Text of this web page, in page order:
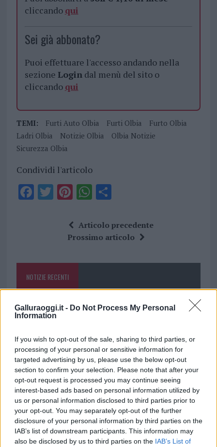
Galluraoggi.it - Do Not Process My Personal
Information
If you wish to opt-out of the sale, sharing to third parties, or
processing of your personal or sensitive information for
targeted advertising by us, please use the below opt-out
section to confirm your selection. Please note that after your
opt-out request is processed you may continue seeing
interest-based ads based on personal information utilized by
us or personal information disclosed to third parties prior to
your opt-out. You may separately opt-out of the further
disclosure of your personal information by third parties on the
IAB’s list of downstream participants. This information may
also be disclosed by us to third parties on the IAB’s List of
cliccando qui
Sei già abbonato?
Puoi effettuare l'accesso andando nella
sezione Logindal menù del sito o
cliccando qui
TEMI: Furti Auto Olbia Furti Olbia
Furto Olbia
Ladri Olbia
Notizie Olbia
Olbia Notizie
Sicurezza Olbia
Condividi l'articolo
F
o
k
T Pi
te
re
W
at
s
p
p
S
a
re
Articolo precedente
Prossimo articolo
NOTIZIE RECENTI
Raid nelle campagne di Berchidda, rischio per
la rete elettrica
Monte Pino, via i cancelli del cantiere: la Gallura
ritrova la strada
Nuovi stalli residenti a Palau, il Comune
completa l’iter
Film internazionale, casting per comparse in
Costa Smeralda